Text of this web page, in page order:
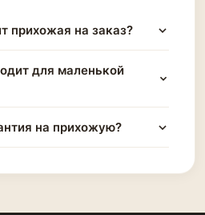
прихожая на заказ?
для маленькой
на прихожую?